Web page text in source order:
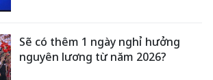
Sẽ có thêm 1 ngày nghỉ hưởng
nguyên lương từ năm 2026?